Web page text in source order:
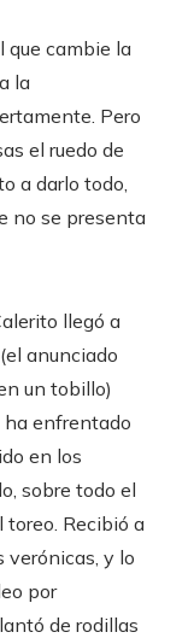
que cambie la
la
Pero
el ruedo de
a darlo todo,
no se presenta
llegó a
anunciado
un tobillo)
ha enfrentado
en los
sobre todo el
toreo. Recibió a
verónicas, y lo
por
de rodillas